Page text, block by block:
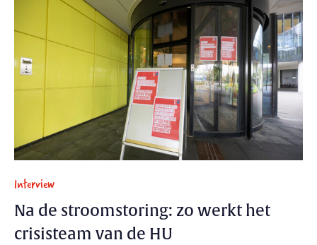
Interview
Na de stroomstoring: zo werkt het
crisisteam van de HU